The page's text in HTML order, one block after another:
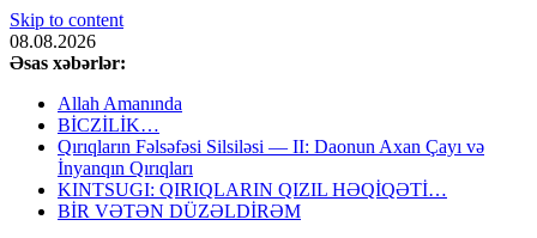
Skip to content
08.08.2026
Əsas xəbərlər:
Allah Amanında
BİCZİLİK…
Qırıqların Fəlsəfəsi Silsiləsi — II: Daonun Axan Çayı və
İnyanqın Qırıqları
KINTSUGI: QIRIQLARIN QIZIL HƏQİQƏTİ…
BİR VƏTƏN DÜZƏLDİRƏM